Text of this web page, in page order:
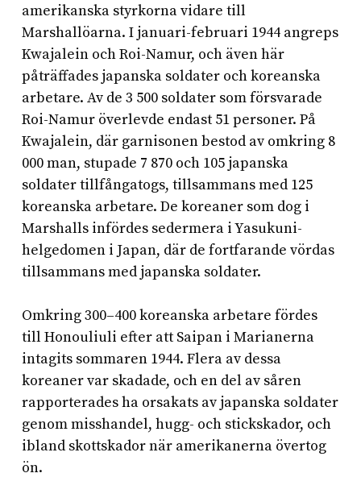
amerikanska styrkorna vidare till
Marshallöarna. I januari-februari 1944 angreps
Kwajalein och Roi-Namur, och även här
påträffades japanska soldater och koreanska
arbetare. Av de 3 500 soldater som försvarade
Roi-Namur överlevde endast 51 personer. På
Kwajalein, där garnisonen bestod av omkring 8
000 man, stupade 7 870 och 105 japanska
soldater tillfångatogs, tillsammans med 125
koreanska arbetare. De koreaner som dog i
Marshalls infördes sedermera i Yasukuni-
helgedomen i Japan, där de fortfarande vördas
tillsammans med japanska soldater.
Omkring 300–400 koreanska arbetare fördes
till Honouliuli efter att Saipan i Marianerna
intagits sommaren 1944. Flera av dessa
koreaner var skadade, och en del av såren
rapporterades ha orsakats av japanska soldater
genom misshandel, hugg- och stickskador, och
ibland skottskador när amerikanerna övertog
ön.